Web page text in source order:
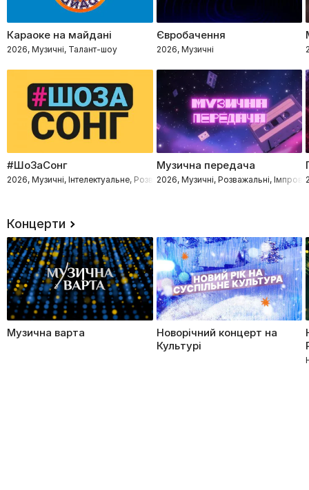
Караоке на майдані
2026, Музичні, Талант-шоу
Євробачення
2026, Музичні
#ШоЗаСонг
2026, Музичні, Інтелектуальне, Розважальні
Музична передача
2026, Музичні, Розважальні,
Концерти
Музична варта
Новорічний концерт на
Культурі